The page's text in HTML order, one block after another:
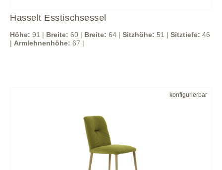
Hasselt Esstischsessel
Höhe: 91 | Breite: 60 | Breite: 64 | Sitzhöhe: 51 | Sitztiefe: 46
| Armlehnenhöhe: 67 |
konfigurierbar